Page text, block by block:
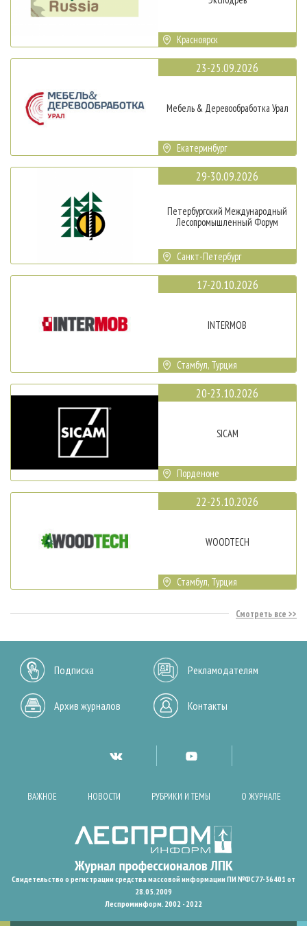
Красноярск
23-25.09.2026
Мебель & Деревообработка Урал
Екатеринбург
29-30.09.2026
Петербургский Международный
Лесопромышленный Форум
Санкт-Петербург
17-20.10.2026
INTERMOB
Стамбул, Турция
20-23.10.2026
SICAM
Порденоне
22-25.10.2026
WOODTECH
Стамбул, Турция
Смотреть все
Подписка Рекламодателям
Архив журналов Контакты
ВАЖНОЕ НОВОСТИ РУБРИКИ И ТЕМЫ О ЖУРНАЛЕ
Свидетельство о регистрации средства массовой информации ПИ №ФС77-36401 от
28.05.2009
Леспроминформ. 2002 - 2022